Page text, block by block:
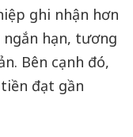
ghi nhận hơn
hạn, tương
Bên cạnh đó,
đạt gần